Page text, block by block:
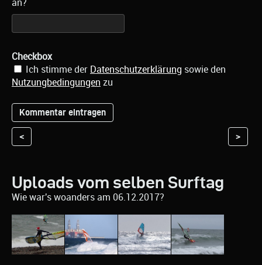
an?
Checkbox
Ich stimme der Datenschutzerklärung sowie den
Nutzungbedingungen zu
< >
Uploads vom selben Surftag
Wie war's woanders am 06.12.2017?